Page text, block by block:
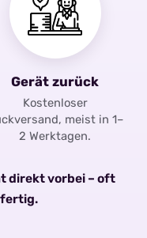
Gerät zurück
Kostenloser
meist in 1–
2 Werktagen.
direkt vorbei – oft
fertig.